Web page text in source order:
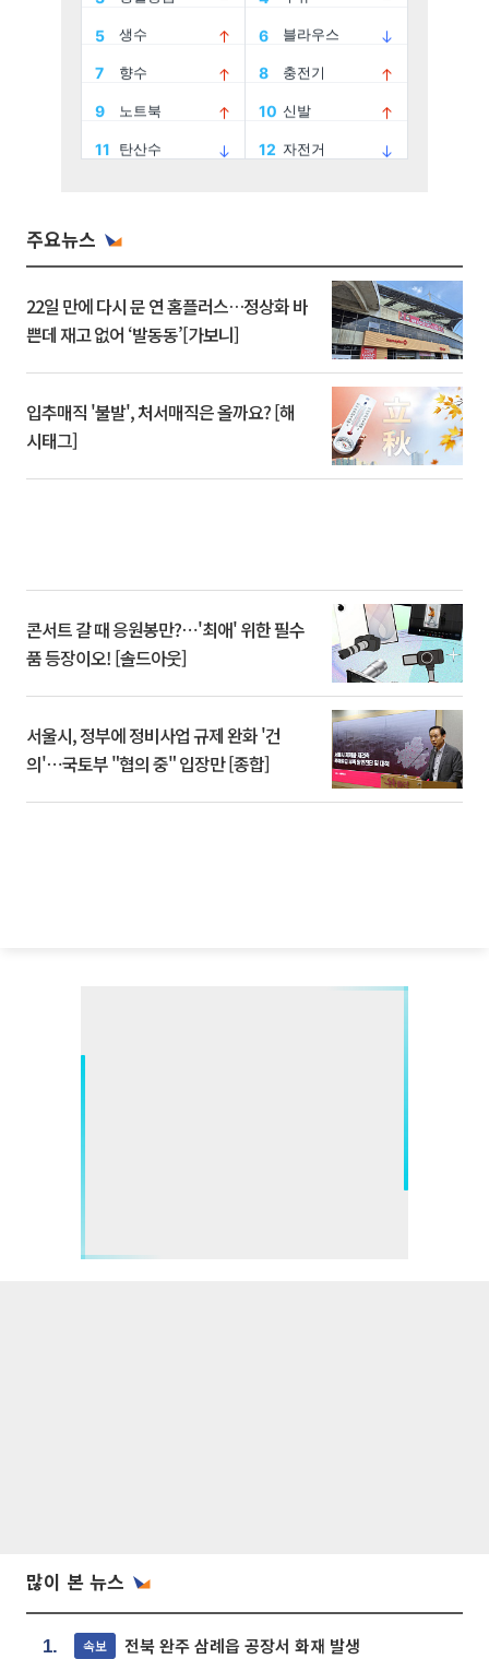
주요뉴스
22일 만에 다시 문 연 홈플러스…정상화 바
쁜데 재고 없어 ‘발동동’[가보니]
입추매직 '불발', 처서매직은 올까요? [해
시태그]
콘서트 갈 때 응원봉만?⋯'최애' 위한 필수
품 등장이오! [솔드아웃]
서울시, 정부에 정비사업 규제 완화 '건
의'⋯국토부 "협의 중" 입장만 [종합]
많이 본 뉴스
1. 속보 전북 완주 삼례읍 공장서 화재 발생